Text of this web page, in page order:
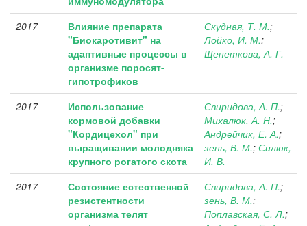
2017
Влияние препарата
"Биокаротивит" на
адаптивные процессы в
организме поросят-
гипотрофиков
Скудная, Т. М.;
Лойко, И. М.;
Щепеткова, А. Г.
2017
Использование
кормовой добавки
"Кордицехол" при
выращивании молодняка
крупного рогатого скота
Свиридова, А. П.;
Михалюк, А. Н.;
Андрейчик, Е. А.;
зень, В. М.; Силюк,
И. В.
2017
Состояние естественной
резистентности
организма телят
Свиридова, А. П.;
зень, В. М.;
Поплавская, С. Л.;